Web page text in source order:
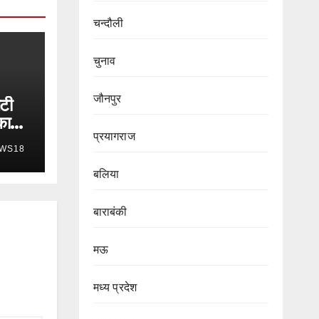
चन्दौली
चुनाव
जौनपुर
प्रयागराज
बलिया
बाराबंकी
मऊ
मध्य प्रदेश